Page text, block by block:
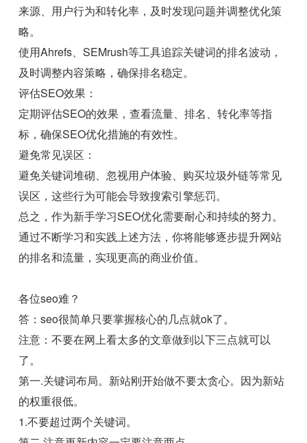
来源、用户行为和转化率，及时发现问题并调整优化策
略。
使用Ahrefs、SEMrush等工具追踪关键词的排名波动，
及时调整内容策略，确保排名稳定。
评估SEO效果：
定期评估SEO的效果，查看流量、排名、转化率等指
标，确保SEO优化措施的有效性。
避免常见误区：
避免关键词堆砌、忽视用户体验、购买垃圾外链等常见
误区，这些行为可能会导致搜索引擎惩罚。
总之，作为新手学习SEO优化需要耐心和持续的努力。
通过不断学习和实践上述方法，你将能够逐步提升网站
的排名和流量，实现更高的商业价值。
各位seo难？
答：seo很简单只要掌握核心的几点就ok了。
注意：不要在网上看太多的文章做到以下三点就可以
了。
第一.关键词布局。新站刚开始做不要太贪心。因为新站
的权重很低。
1.不要超过两个关键词。